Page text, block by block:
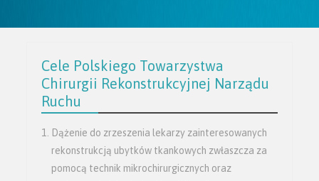
Cele Polskiego Towarzystwa
Chirurgii Rekonstrukcyjnej Narządu
Ruchu
Dążenie do zrzeszenia lekarzy zainteresowanych
rekonstrukcją ubytków tkankowych zwłaszcza za
pomocą technik mikrochirurgicznych oraz